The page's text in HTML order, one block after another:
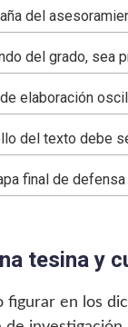
del
del grado, sea
elaboración
del texto debe
final de
tesina y
figurar en los